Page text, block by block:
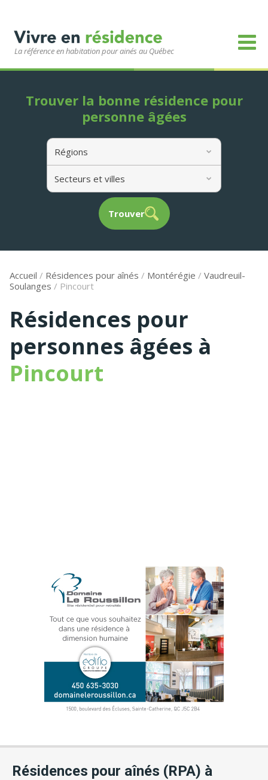
La référence en habitation pour ainés au Québec
Régions
Secteurs et villes
Trouver
Trouver la bonne résidence pour
personne âgées
Accueil / Résidences pour aînés / Montérégie / Vaudreuil-
Soulanges / Pincourt
Résidences pour
personnes âgées à
Pincourt
Résidences pour aînés (RPA) à